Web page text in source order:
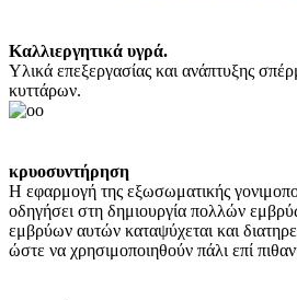
Καλλιεργητικά υγρά.
Υλικά επεξεργασίας και ανάπτυξης
κυττάρων.
κρυοσυντήρηση
Η εφαρμογή της εξωσωματικής
οδηγήσει στη δημιουργία πολλών
εμβρύων αυτών καταψύχεται και
ώστε να χρησιμοποιηθούν πάλι επί